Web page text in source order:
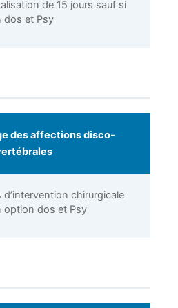
de 15 jours sauf si
dos et Psy
des affections disco-
chirurgicale
option dos et Psy